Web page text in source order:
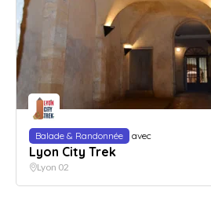
Balade & Randonnée avec
Lyon City Trek
Lyon 02